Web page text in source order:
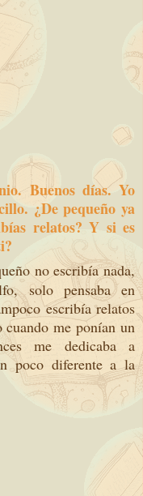
Buenos días. Yo
¿De pequeño ya
relatos? Y si es
ti?
no escribía nada,
solo pensaba en
escribía relatos
cuando me ponían un
me dedicaba a
poco diferente a la